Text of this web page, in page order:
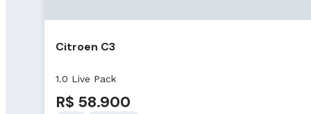
Citroen C3
1.0 Live Pack
R$ 58.900